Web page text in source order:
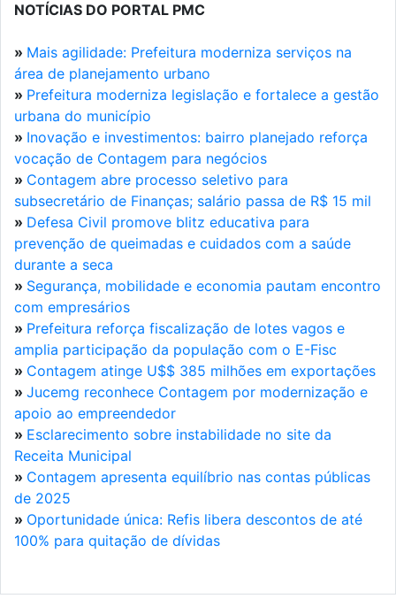
NOTÍCIAS DO PORTAL PMC
» Mais agilidade: Prefeitura moderniza serviços na
área de planejamento urbano
» Prefeitura moderniza legislação e fortalece a gestão
urbana do município
» Inovação e investimentos: bairro planejado reforça
vocação de Contagem para negócios
» Contagem abre processo seletivo para
subsecretário de Finanças; salário passa de R$ 15 mil
» Defesa Civil promove blitz educativa para
prevenção de queimadas e cuidados com a saúde
durante a seca
» Segurança, mobilidade e economia pautam encontro
com empresários
» Prefeitura reforça fiscalização de lotes vagos e
amplia participação da população com o E-Fisc
» Contagem atinge U$$ 385 milhões em exportações
» Jucemg reconhece Contagem por modernização e
apoio ao empreendedor
» Esclarecimento sobre instabilidade no site da
Receita Municipal
» Contagem apresenta equilíbrio nas contas públicas
de 2025
» Oportunidade única: Refis libera descontos de até
100% para quitação de dívidas